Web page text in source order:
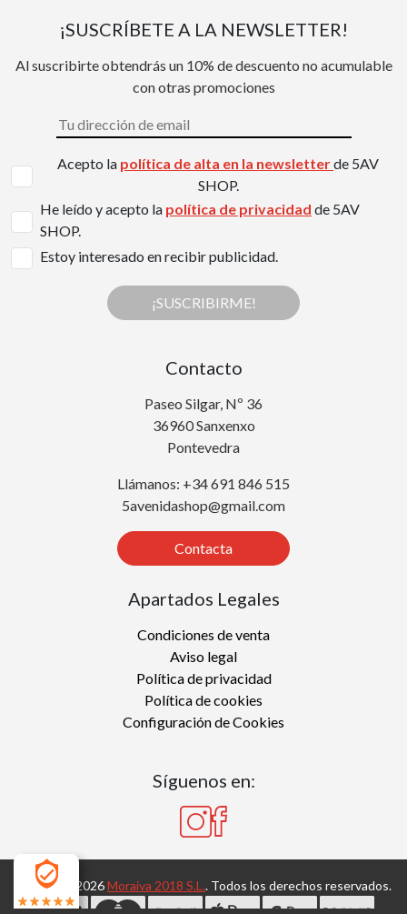
¡SUSCRÍBETE A LA NEWSLETTER!
Al suscribirte obtendrás un 10% de descuento no acumulable
con otras promociones
Acepto la política de alta en la newsletterde 5AV
SHOP.
He leído y acepto la política de privacidad de 5AV
SHOP.
Estoy interesado en recibir publicidad.
¡SUSCRIBIRME!
Contacto
Paseo Silgar, Nº 36
36960 Sanxenxo
Pontevedra
Llámanos: +34 691 846 515
5avenidashop@gmail.com
Contacta
Apartados Legales
Condiciones de venta
Aviso legal
Política de privacidad
Política de cookies
Configuración de Cookies
Síguenos en:
Copyright 2026Moraiva 2018 S.L.. Todos los derechos reservados.